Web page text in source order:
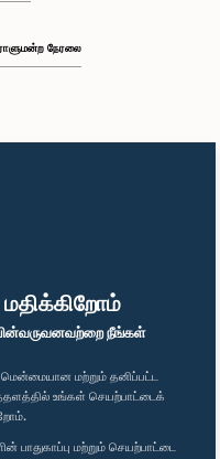
நீங்கள்
மென்மையான மற்றும் தனிப்பட்ட
உங்கள் செயற்பாட்டைக்
பாதுகாப்பு மற்றும் செயற்பாட்டை
நேரலை